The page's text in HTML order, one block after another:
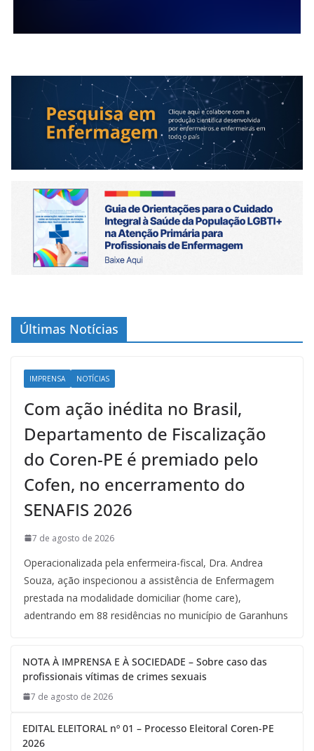
Últimas Notícias
IMPRENSA NOTÍCIAS
Com ação inédita no Brasil,
Departamento de Fiscalização
do Coren-PE é premiado pelo
Cofen, no encerramento do
SENAFIS 2026
7 de agosto de 2026
Operacionalizada pela enfermeira-fiscal, Dra. Andrea
Souza, ação inspecionou a assistência de Enfermagem
prestada na modalidade domiciliar (home care),
adentrando em 88 residências no município de Garanhuns
NOTA À IMPRENSA E À SOCIEDADE – Sobre caso das
profissionais vítimas de crimes sexuais
7 de agosto de 2026
EDITAL ELEITORAL nº 01 – Processo Eleitoral Coren-PE
2026